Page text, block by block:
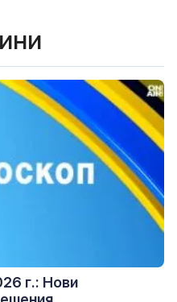
г.: Нови